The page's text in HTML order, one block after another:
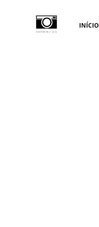
INÍCIO